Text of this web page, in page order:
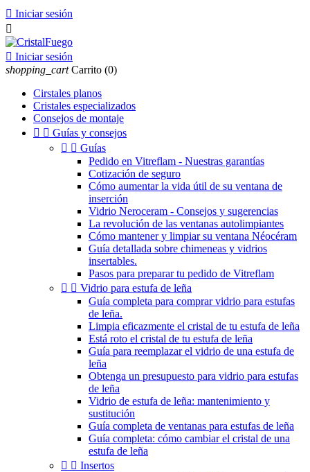
 Iniciar sesión

 Iniciar sesión
shopping_cart Carrito (0)
Cirstales planos
Cristales especializados
Consejos de montaje
  Guías y consejos
  Guías
Pedido en Vitreflam - Nuestras garantías
Cotización de seguro
Cómo aumentar la vida útil de su ventana de
inserción
Vidrio Neroceram - Consejos y sugerencias
La revolución de las ventanas autolimpiantes
Cómo mantener y limpiar su ventana Néocéram
Guía detallada sobre chimeneas y vidrios
insertables.
Pasos para preparar tu pedido de Vitreflam
  Vidrio para estufa de leña
Guía completa para comprar vidrio para estufas
de leña.
Limpia eficazmente el cristal de tu estufa de leña
Está roto el cristal de tu estufa de leña
Guía para reemplazar el vidrio de una estufa de
leña
Obtenga un presupuesto para vidrio para estufas
de leña
Vidrio de estufa de leña: mantenimiento y
sustitución
Guía completa de ventanas para estufas de leña
Guía completa: cómo cambiar el cristal de una
estufa de leña
  Insertos